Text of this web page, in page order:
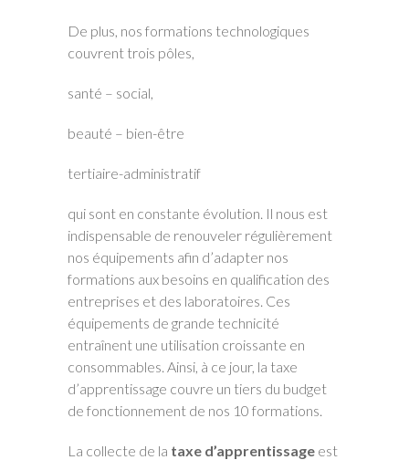
De plus, nos formations technologiques
couvrent trois pôles,
santé – social,
beauté – bien-être
tertiaire-administratif
qui sont en constante évolution. Il nous est
indispensable de renouveler régulièrement
nos équipements afin d’adapter nos
formations aux besoins en qualification des
entreprises et des laboratoires. Ces
équipements de grande technicité
entraînent une utilisation croissante en
consommables. Ainsi, à ce jour, la taxe
d’apprentissage couvre un tiers du budget
de fonctionnement de nos 10 formations.
La collecte de la taxe d’apprentissage est